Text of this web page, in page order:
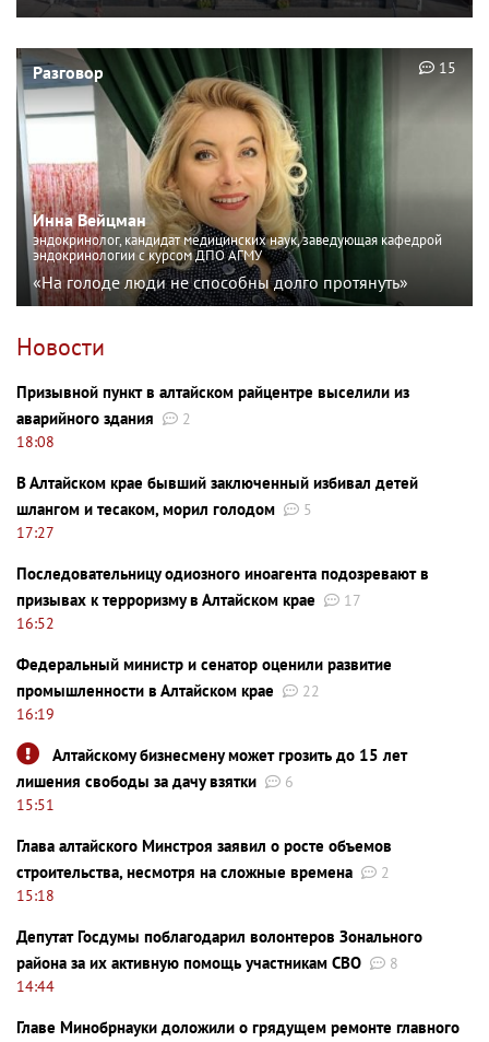
Разговор
Инна Вейцман
эндокринолог, кандидат медицинских наук, заведующая кафедрой
эндокринологии с курсом ДПО АГМУ
«На голоде люди не способны долго протянуть»
15
Новости
Призывной пункт в алтайском райцентре выселили из
аварийного здания
2
18:08
В Алтайском крае бывший заключенный избивал детей
шлангом и тесаком, морил голодом
5
17:27
Последовательницу одиозного иноагента подозревают в
призывах к терроризму в Алтайском крае
17
16:52
Федеральный министр и сенатор оценили развитие
промышленности в Алтайском крае
22
16:19
Алтайскому бизнесмену может грозить до 15 лет
лишения свободы за дачу взятки
6
15:51
Глава алтайского Минстроя заявил о росте объемов
строительства, несмотря на сложные времена
2
15:18
Депутат Госдумы поблагодарил волонтеров Зонального
района за их активную помощь участникам СВО
8
14:44
Главе Минобрнауки доложили о грядущем ремонте главного